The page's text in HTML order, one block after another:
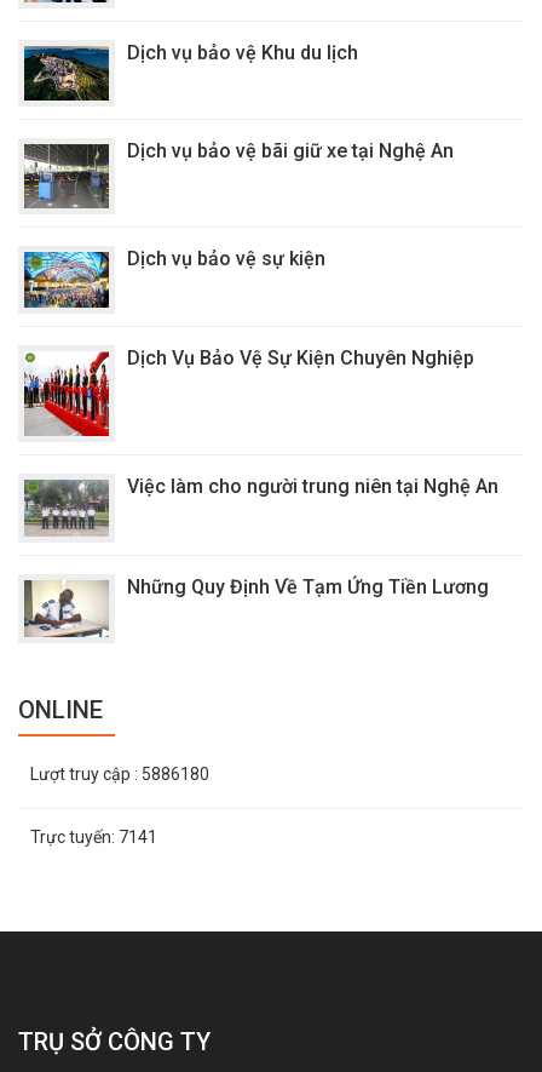
Dịch vụ bảo vệ Khu du lịch
Dịch vụ bảo vệ bãi giữ xe tại Nghệ An
Dịch vụ bảo vệ sự kiện
Dịch Vụ Bảo Vệ Sự Kiện Chuyên Nghiệp
Việc làm cho người trung niên tại Nghệ An
Những Quy Định Về Tạm Ứng Tiền Lương
ONLINE
Lượt truy cập : 5886180
Trực tuyến: 7141
TRỤ SỞ CÔNG TY